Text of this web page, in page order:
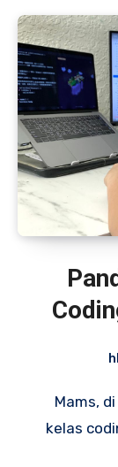
Mams, di zaman digital seperti sekarang,
kelas